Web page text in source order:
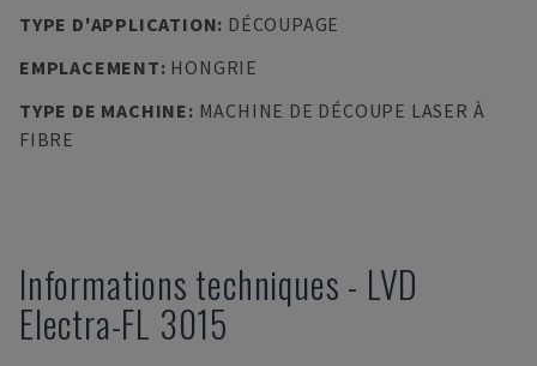
TYPE D'APPLICATION: DÉCOUPAGE
EMPLACEMENT: HONGRIE
TYPE DE MACHINE: MACHINE DE DÉCOUPE LASER À
FIBRE
Informations techniques - LVD
Electra-FL 3015